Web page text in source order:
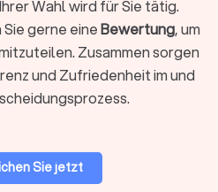
werden.
Zusammenhang aufkommt,
Bestatter und Trauerredner.
und praktischen
Trauerredner für die
an oder arbeiten mit festen,
. In den Trustlocal-
Wahl wird für Sie tätig.
gerne eineBewertung, um
Zusammen sorgen
und Zufriedenheit im und
Sie jetzt